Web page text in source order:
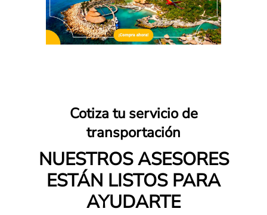
Cotiza tu servicio de
transportación
NUESTROS ASESORES
ESTÁN LISTOS PARA
AYUDARTE